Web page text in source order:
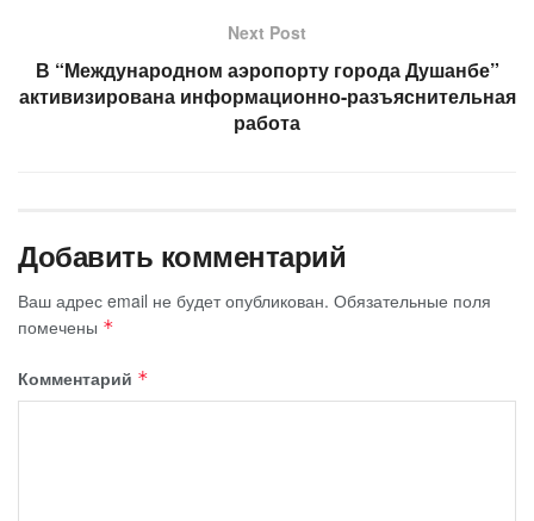
Next Post
В “Международном аэропорту города Душанбе”
активизирована информационно-разъяснительная
работа
Добавить комментарий
Ваш адрес email не будет опубликован. Обязательные поля
помечены *
Комментарий *